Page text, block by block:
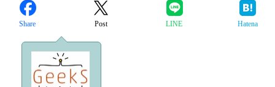
Share Post LINE Hatena